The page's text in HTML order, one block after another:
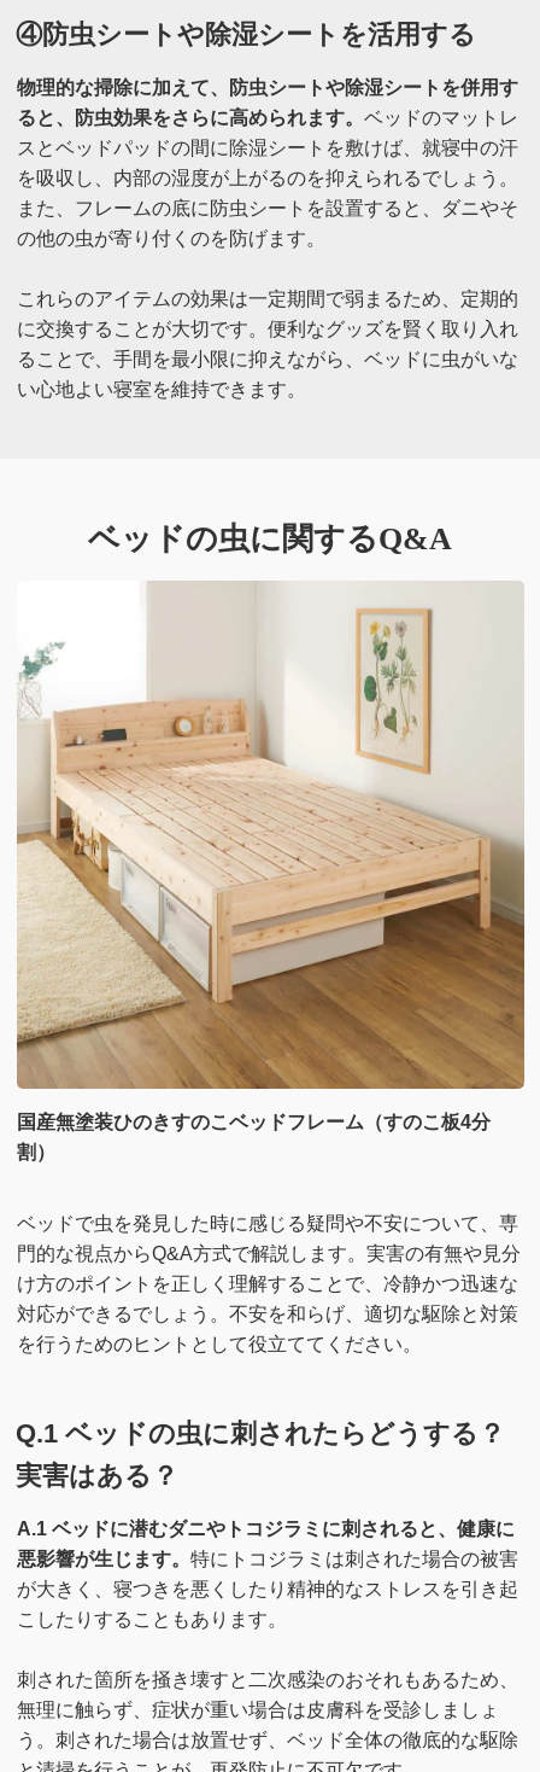
④防虫シートや除湿シートを活用する
物理的な掃除に加えて、防虫シートや除湿シートを併用す
ると、防虫効果をさらに高められます。 ベッドのマットレ
スとベッドパッドの間に除湿シートを敷けば、就寝中の汗
を吸収し、内部の湿度が上がるのを抑えられるでしょう。
また、フレームの底に防虫シートを設置すると、ダニやそ
の他の虫が寄り付くのを防げます。
これらのアイテムの効果は一定期間で弱まるため、定期的
に交換することが大切です。便利なグッズを賢く取り入れ
ることで、手間を最小限に抑えながら、ベッドに虫がいな
い心地よい寝室を維持できます。
ベッドの虫に関するQ&A
国産無塗装ひのきすのこベッドフレーム（すのこ板4分
割）
ベッドで虫を発見した時に感じる疑問や不安について、専
門的な視点からQ&A方式で解説します。実害の有無や見分
け方のポイントを正しく理解することで、冷静かつ迅速な
対応ができるでしょう。不安を和らげ、適切な駆除と対策
を行うためのヒントとして役立ててください。
Q.1 ベッドの虫に刺されたらどうする？
実害はある？
A.1 ベッドに潜むダニやトコジラミに刺されると、健康に
悪影響が生じます。 特にトコジラミは刺された場合の被害
が大きく、寝つきを悪くしたり精神的なストレスを引き起
こしたりすることもあります。
刺された箇所を掻き壊すと二次感染のおそれもあるため、
無理に触らず、症状が重い場合は皮膚科を受診しましょ
う。刺された場合は放置せず、ベッド全体の徹底的な駆除